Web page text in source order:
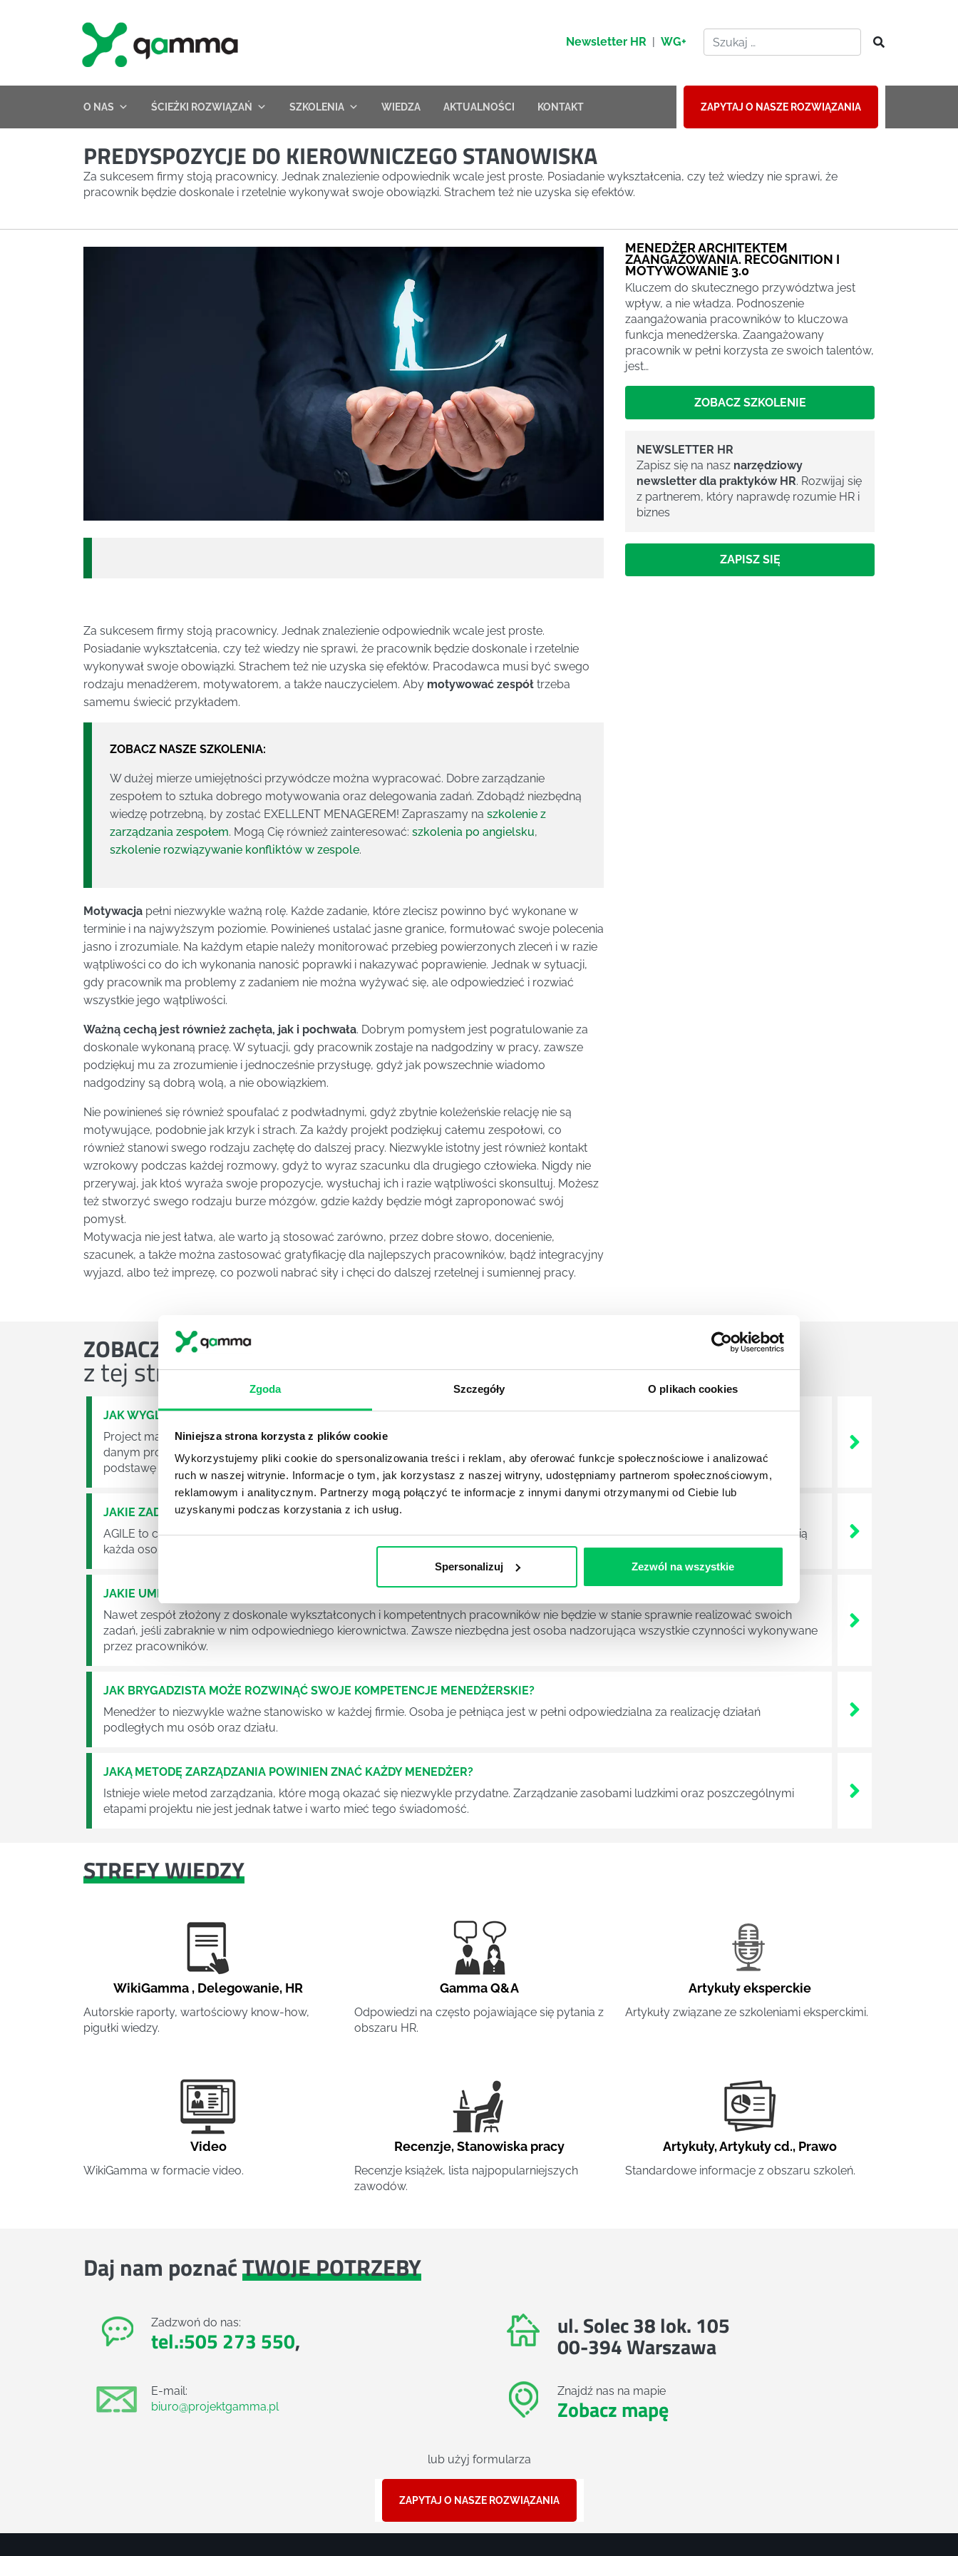
Zgoda Szczegóły O plikach cookies
Niniejsza strona korzysta z plików cookie
Wykorzystujemy pliki cookie do spersonalizowania treści i reklam, aby oferować funkcje społecznościowe i analizować
ruch w naszej witrynie. Informacje o tym, jak korzystasz z naszej witryny, udostępniamy partnerom społecznościowym,
reklamowym i analitycznym. Partnerzy mogą połączyć te informacje z innymi danymi otrzymanymi od Ciebie lub
uzyskanymi podczas korzystania z ich usług.
Spersonalizuj Zezwól na wszystkie
Newsletter HR | WG+
O NAS ŚCIEŻKI ROZWIĄZAŃ SZKOLENIA WIEDZA AKTUALNOŚCI KONTAKT ZAPYTAJ O NASZE ROZWIĄZANIA
PREDYSPOZYCJE DO KIEROWNICZEGO STANOWISKA
Za sukcesem firmy stoją pracownicy. Jednak znalezienie odpowiednik wcale jest proste. Posiadanie wykształcenia, czy też wiedzy nie sprawi, że
pracownik będzie doskonale i rzetelnie wykonywał swoje obowiązki. Strachem też nie uzyska się efektów.
Za sukcesem firmy stoją pracownicy. Jednak znalezienie odpowiednik wcale jest proste.
Posiadanie wykształcenia, czy też wiedzy nie sprawi, że pracownik będzie doskonale i rzetelnie
wykonywał swoje obowiązki. Strachem też nie uzyska się efektów. Pracodawca musi być swego
rodzaju menadżerem, motywatorem, a także nauczycielem. Aby motywować zespół trzeba
samemu świecić przykładem.
ZOBACZ NASZE SZKOLENIA:
W dużej mierze umiejętności przywódcze można wypracować. Dobre zarządzanie
zespołem to sztuka dobrego motywowania oraz delegowania zadań. Zdobądź niezbędną
wiedzę potrzebną, by zostać EXELLENT MENAGEREM! Zapraszamy na szkolenie z
zarządzania zespołem. Mogą Cię również zainteresować: szkolenia po angielsku,
szkolenie rozwiązywanie konfliktów w zespole.
Motywacja pełni niezwykle ważną rolę. Każde zadanie, które zlecisz powinno być wykonane w
terminie i na najwyższym poziomie. Powinieneś ustalać jasne granice, formułować swoje polecenia
jasno i zrozumiale. Na każdym etapie należy monitorować przebieg powierzonych zleceń i w razie
wątpliwości co do ich wykonania nanosić poprawki i nakazywać poprawienie. Jednak w sytuacji,
gdy pracownik ma problemy z zadaniem nie można wyżywać się, ale odpowiedzieć i rozwiać
wszystkie jego wątpliwości.
Ważną cechą jest również zachęta, jak i pochwała. Dobrym pomysłem jest pogratulowanie za
doskonale wykonaną pracę. W sytuacji, gdy pracownik zostaje na nadgodziny w pracy, zawsze
podziękuj mu za zrozumienie i jednocześnie przysługę, gdyż jak powszechnie wiadomo
nadgodziny są dobrą wolą, a nie obowiązkiem.
Nie powinieneś się również spoufalać z podwładnymi, gdyż zbytnie koleżeńskie relację nie są
motywujące, podobnie jak krzyk i strach. Za każdy projekt podziękuj całemu zespołowi, co
również stanowi swego rodzaju zachętę do dalszej pracy. Niezwykle istotny jest również kontakt
wzrokowy podczas każdej rozmowy, gdyż to wyraz szacunku dla drugiego człowieka. Nigdy nie
przerywaj, jak ktoś wyraża swoje propozycje, wysłuchaj ich i razie wątpliwości skonsultuj. Możesz
też stworzyć swego rodzaju burze mózgów, gdzie każdy będzie mógł zaproponować swój
pomysł.
Motywacja nie jest łatwa, ale warto ją stosować zarówno, przez dobre słowo, docenienie,
szacunek, a także można zastosować gratyfikację dla najlepszych pracowników, bądź integracyjny
wyjazd, albo też imprezę, co pozwoli nabrać siły i chęci do dalszej rzetelnej i sumiennej pracy.
MENEDŻER ARCHITEKTEM
ZAANGAŻOWANIA. RECOGNITION I
MOTYWOWANIE 3.0
Kluczem do skutecznego przywództwa jest
wpływ, a nie władza. Podnoszenie
zaangażowania pracowników to kluczowa
funkcja menedżerska. Zaangażowany
pracownik w pełni korzysta ze swoich talentów,
jest…
ZOBACZ SZKOLENIE
NEWSLETTER HR
Zapisz się na nasz narzędziowy
newsletter dla praktyków HR. Rozwijaj się
z partnerem, który naprawdę rozumie HR i
biznes
ZAPISZ SIĘ
ZOBACZ OSTATNIE ARTYKUŁY
z tej strefy wiedzy
JAK WYGLĄDA PRACA ZESPOŁÓW PROJEKTOWYCH W ZWINNEJ METODYCE?
Project management (czyli zarządzanie projektami) to szereg czynności mających na celu zrealizowanie wszystkich związanych z
danym projektem założeń. Zajmują się nim osoby wchodzące w skład specjalnych zespołów projektowych, a ich praca stanowi
podstawę działalności wielu przedsiębiorstw.
JAKIE ZADANIA MUSZĄ ZREALIZOWAĆ PRACOWNICY ZESPOŁU PROJEKTOWEGO?
AGILE to coraz popularniejsze w każdej większej (i mniejszej) firmie pojęcie związane z realizacją projektów biznesowych. Z pewnością
każda osoba zatrudniona w takim miejscu choć raz się z nim spotkała.
JAKIE UMIEJĘTNOŚCI MENEDŻERSKIE POWINIEN MIEĆ BRYGADZISTA?
Nawet zespół złożony z doskonale wykształconych i kompetentnych pracowników nie będzie w stanie sprawnie realizować swoich
zadań, jeśli zabraknie w nim odpowiedniego kierownictwa. Zawsze niezbędna jest osoba nadzorująca wszystkie czynności wykonywane
przez pracowników.
JAK BRYGADZISTA MOŻE ROZWINĄĆ SWOJE KOMPETENCJE MENEDŻERSKIE?
Menedżer to niezwykle ważne stanowisko w każdej firmie. Osoba je pełniąca jest w pełni odpowiedzialna za realizację działań
podległych mu osób oraz działu.
JAKĄ METODĘ ZARZĄDZANIA POWINIEN ZNAĆ KAŻDY MENEDŻER?
Istnieje wiele metod zarządzania, które mogą okazać się niezwykle przydatne. Zarządzanie zasobami ludzkimi oraz poszczególnymi
etapami projektu nie jest jednak łatwe i warto mieć tego świadomość.
STREFY WIEDZY
WikiGamma , Delegowanie, HR
Autorskie raporty, wartościowy know-how,
pigułki wiedzy.
Gamma Q&A
Odpowiedzi na często pojawiające się pytania z
obszaru HR.
Artykuły eksperckie
Artykuły związane ze szkoleniami eksperckimi.
Video
WikiGamma w formacie video.
Recenzje,Stanowiska pracy
Recenzje książek, lista najpopularniejszych
zawodów.
Artykuły,Artykuły cd., Prawo
Standardowe informacje z obszaru szkoleń.
Daj nam poznaćTWOJE POTRZEBY
Zadzwoń do nas:
tel.:505 273 550,
E-mail:
biuro@projektgamma.pl
ul. Solec 38 lok. 105
00-394 Warszawa
Znajdź nas na mapie
Zobacz mapę
lub użyj formularza
ZAPYTAJ O NASZE ROZWIĄZANIA